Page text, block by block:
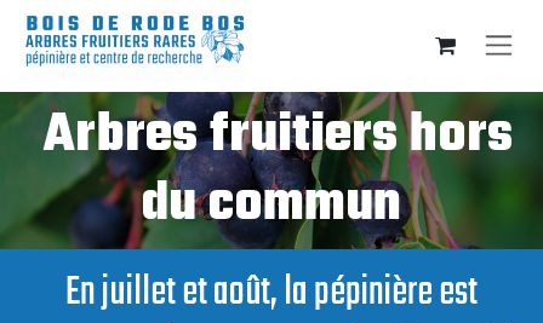
Se rendre au contenu
Arbres fruitiers hors
du commun
En juillet et août, la pépinière est